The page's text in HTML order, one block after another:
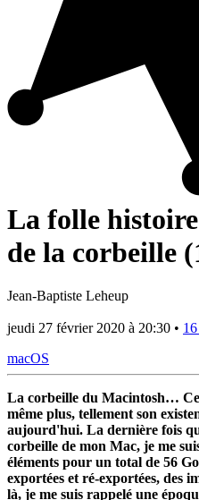
La folle
de la corbeille
Jean-Baptiste Leheup
jeudi 27 février 2020 à 20:30 • 16
macOS
La corbeille du Macintosh…
même plus, tellement son
aujourd'hui. La dernière fois
corbeille de mon Mac, je me
éléments pour un total de 56
exportées et ré-exportées, des
là, je me suis rappelé une